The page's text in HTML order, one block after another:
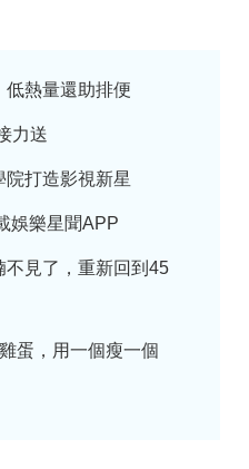
熱量還助排便
力送
打造影視新星
娛樂星聞APP
不見了，重新回到45
蛋，用一個瘦一個